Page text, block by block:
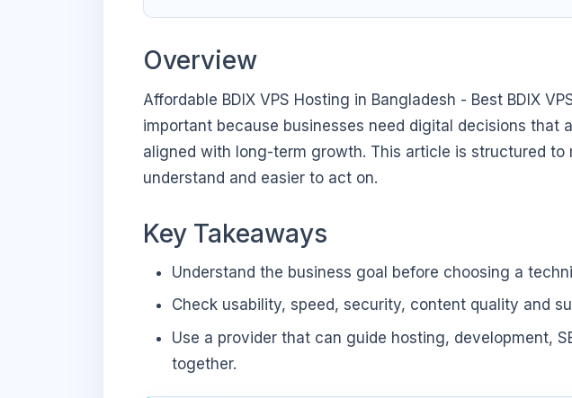
Overview
Affordable BDIX VPS Hosting in Bangladesh - Best BDIX
important because businesses need digital decisions that
aligned with long-term growth. This article is structured to
understand and easier to act on.
Key Takeaways
Understand the business goal before choosing a
Check usability, speed, security, content quality and
Use a provider that can guide hosting, development,
together.